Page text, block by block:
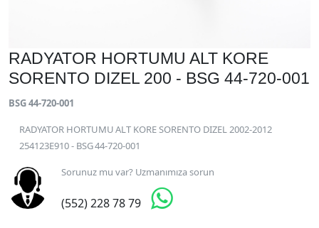
RADYATOR HORTUMU ALT KORE
SORENTO DIZEL 200 - BSG 44-720-001
BSG 44-720-001
RADYATOR HORTUMU ALT KORE SORENTO DIZEL 2002-2012
254123E910 - BSG 44-720-001
Sorunuz mu var? Uzmanımıza sorun
(552) 228 78 79 